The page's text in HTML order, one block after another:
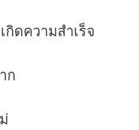
ความสำเร็จ
ก